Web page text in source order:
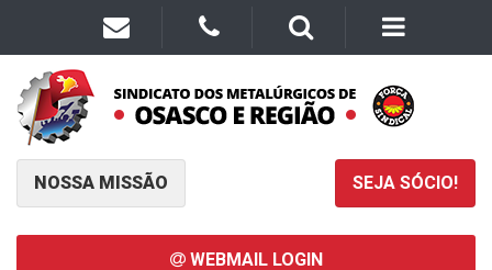
NOSSA MISSÃO SEJA SÓCIO!
WEBMAIL LOGIN